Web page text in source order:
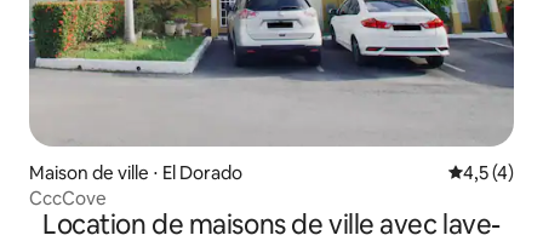
Maison de ville ⋅ El Dorado Évaluation
4,5 (4)
CccCove
Location de maisons de ville avec lave-